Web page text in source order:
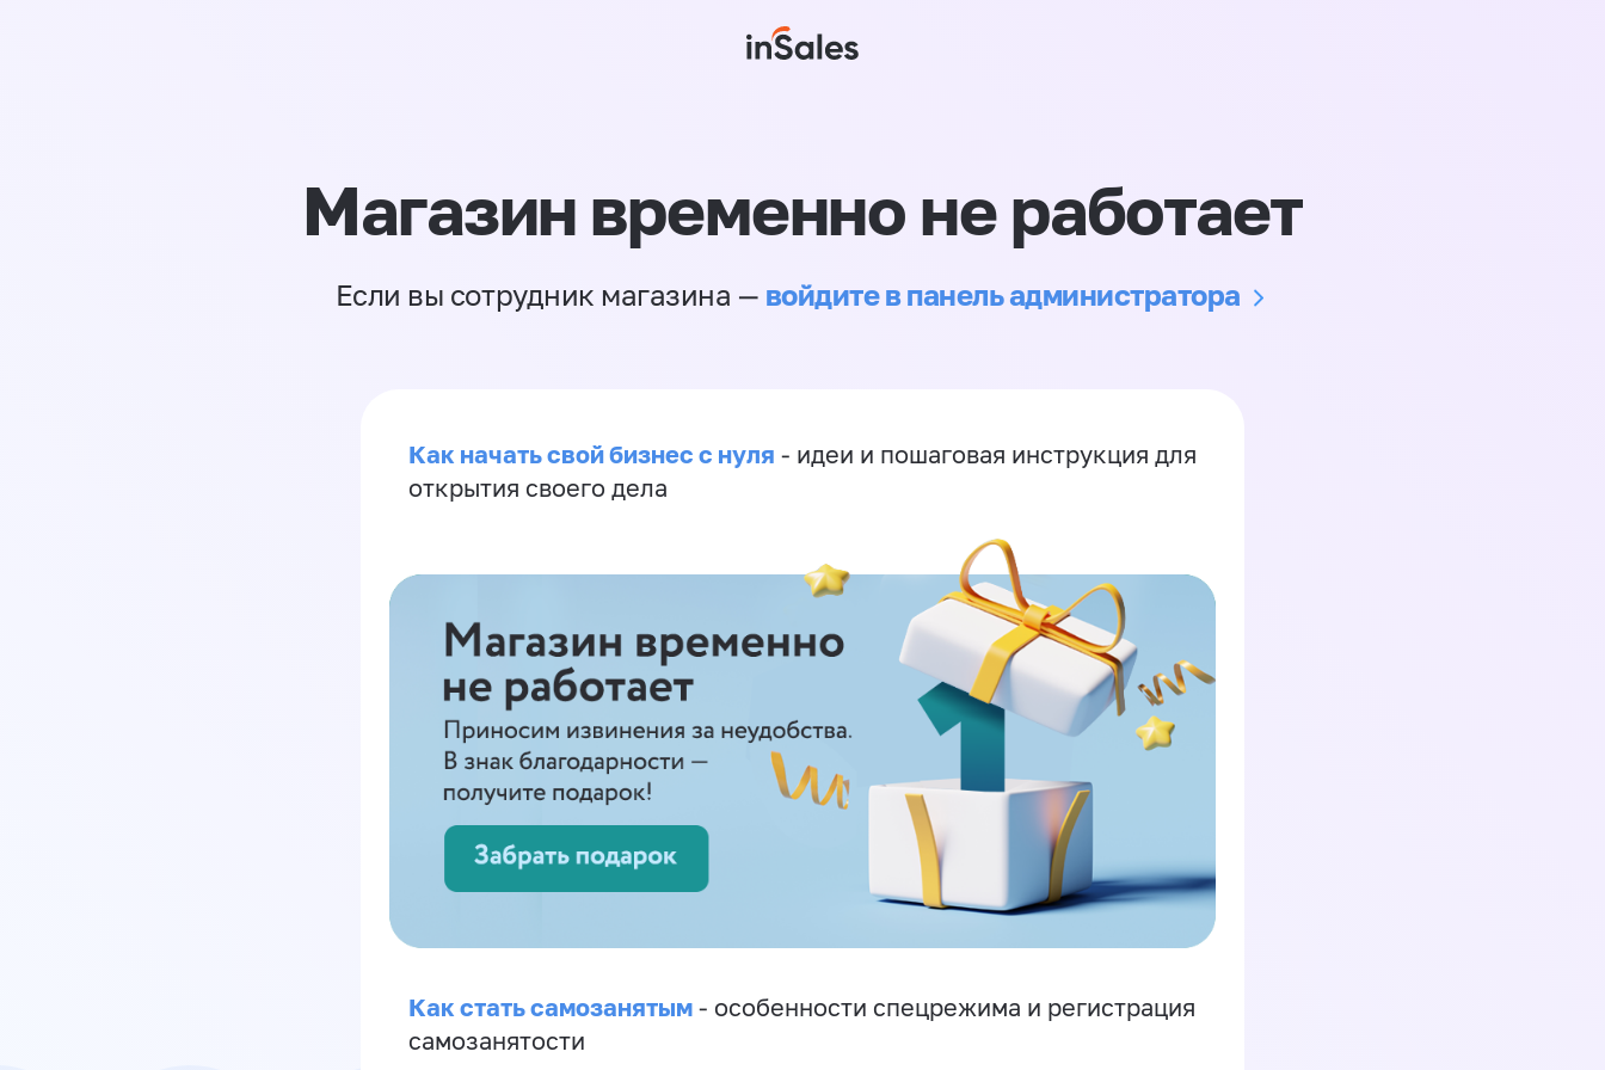
Магазин временно не работает
Если вы сотрудник магазина — войдите в панель администратора
Как начать свой бизнес с нуля - идеи и пошаговая инструкция для
открытия своего дела
Как стать самозанятым - особенности спецрежима и регистрация
самозанятости